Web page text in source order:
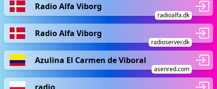
Radio Alfa Viborg
radioalfa.dk
Radio Alfa Viborg
radioserver.dk
Azulina El Carmen de Viboral
asenred.com
radio